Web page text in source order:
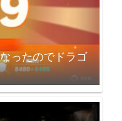
ったのでドラゴ